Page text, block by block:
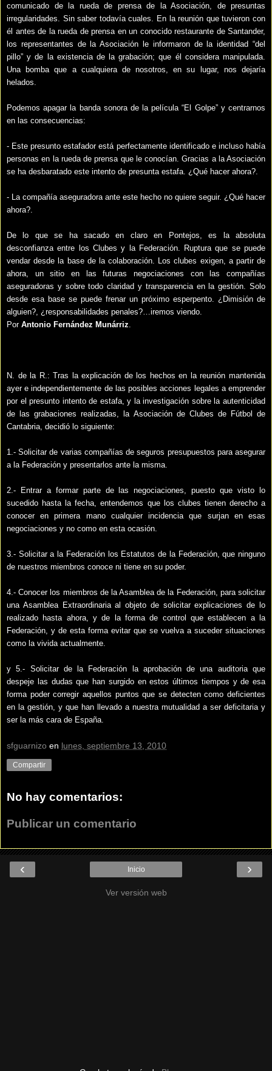
comunicado de la rueda de prensa de la Asociación, de presuntas
irregularidades. Sin saber todavía cuales. En la reunión que tuvieron con
él antes de la rueda de prensa en un conocido restaurante de Santander,
los representantes de la Asociación le informaron de la identidad “del
pillo” y de la existencia de la grabación; que él considera manipulada.
Una bomba que a cualquiera de nosotros, en su lugar, nos dejaría
helados.
Podemos apagar la banda sonora de la película “El Golpe” y centrarnos
en las consecuencias:
- Este presunto estafador está perfectamente identificado e incluso había
personas en la rueda de prensa que le conocían. Gracias a la Asociación
se ha desbaratado este intento de presunta estafa. ¿Qué hacer ahora?.
- La compañía aseguradora ante este hecho no quiere seguir. ¿Qué hacer
ahora?.
De lo que se ha sacado en claro en Pontejos, es la absoluta
desconfianza entre los Clubes y la Federación. Ruptura que se puede
vendar desde la base de la colaboración. Los clubes exigen, a partir de
ahora, un sitio en las futuras negociaciones con las compañías
aseguradoras y sobre todo claridad y transparencia en la gestión. Solo
desde esa base se puede frenar un próximo esperpento. ¿Dimisión de
alguien?, ¿responsabilidades penales?…iremos viendo.
Por Antonio Fernández Munárriz
N. de la R.: Tras la explicación de los hechos en la reunión mantenida
ayer e independientemente de las posibles acciones legales a emprender
por el presunto intento de estafa, y la investigación sobre la autenticidad
de las grabaciones realizadas, la Asociación de Clubes de Fútbol de
Cantabria, decidió lo siguiente:
1.- Solicitar de varias compañías de seguros presupuestos para asegurar
a la Federación y presentarlos ante la misma.
2.- Entrar a formar parte de las negociaciones, puesto que visto lo
sucedido hasta la fecha, entendemos que los clubes tienen derecho a
conocer en primera mano cualquier incidencia que surjan en esas
negociaciones y no como en esta ocasión.
3.- Solicitar a la Federación los Estatutos de la Federación, que ninguno
de nuestros miembros conoce ni tiene en su poder.
4.- Conocer los miembros de la Asamblea de la Federación, para solicitar
una Asamblea Extraordinaria al objeto de solicitar explicaciones de lo
realizado hasta ahora, y de la forma de control que establecen a la
Federación, y de esta forma evitar que se vuelva a suceder situaciones
como la vivida actualmente.
y 5.- Solicitar de la Federación la aprobación de una auditoria que
despeje las dudas que han surgido en estos últimos tiempos y de esa
forma poder corregir aquellos puntos que se detecten como deficientes
en la gestión, y que han llevado a nuestra mutualidad a ser deficitaria y
ser la más cara de España.
sfguarnizo en lunes, septiembre 13, 2010
Compartir
No hay comentarios:
Publicar un comentario
‹ ›
Inicio
Ver versión web